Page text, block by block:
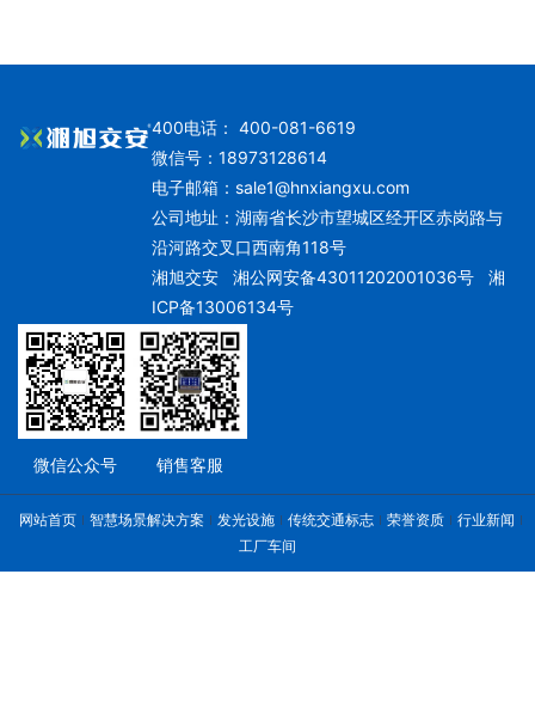
400电话： 400-081-6619
微信号：18973128614
电子邮箱： sale1@hnxiangxu.com
公司地址：湖南省长沙市望城区经开区赤岗路与
沿河路交叉口西南角118号
湘旭交安湘公网安备43011202001036号
湘
ICP备13006134号
微信公众号 销售客服
网站首页 智慧场景解决方案 发光设施 传统交通标志 荣誉资质
行业新闻
工厂车间